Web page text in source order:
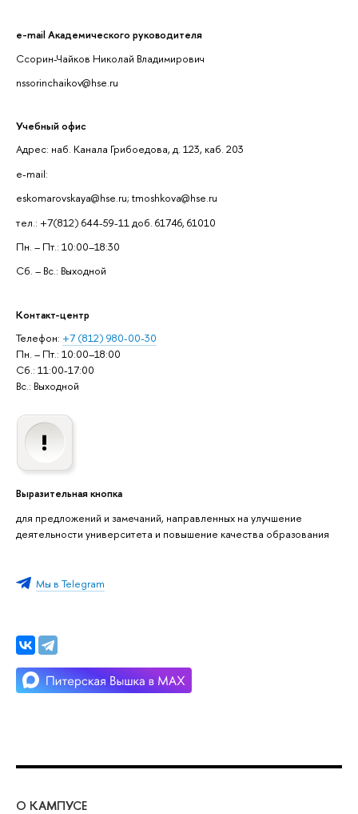
e-mail Академического руководителя
Ссорин-Чайков Николай Владимирович
nssorinchaikov@hse.ru
Учебный офис
Адрес: наб. Канала Грибоедова, д. 123, каб. 203
e-mail:
eskomarovskaya@hse.ru; tmoshkova@hse.ru
тел.: +7(812) 644-59-11 доб. 61746, 61010
Пн. – Пт.: 10:00–18:30
Сб. – Вс.: Выходной
Контакт-центр
Телефон: +7 (812) 980-00-30
Пн. – Пт.: 10:00–18:00
Сб.: 11:00-17:00
Вс.: Выходной
Выразительная кнопка
для предложений и замечаний, направленных на улучшение
деятельности университета и повышение качества образования
Мы в Telegram
О КАМПУСЕ